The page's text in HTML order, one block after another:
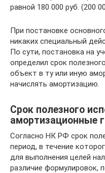
равной 180 000 руб. (200
При постановке
никаких специальный
По сути, постановка на
определил срок
объект в ту или иную
начислять амортизацию.
Срок полезного
амортизационные
Согласно НК РФ срок
период, в течение
для выполнения целей
различие формулировок,